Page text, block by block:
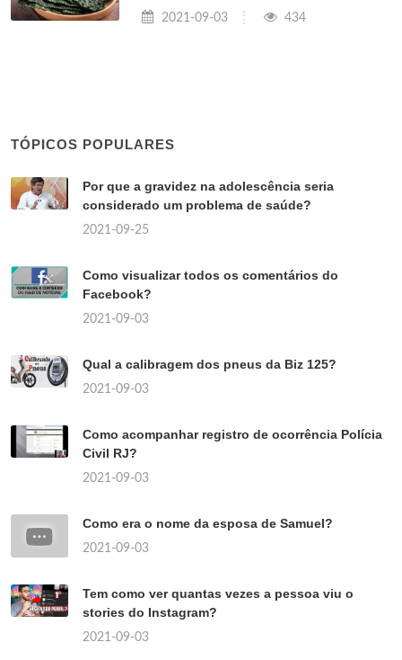
2021-09-03 434
TÓPICOS POPULARES
Por que a gravidez na adolescência seria
considerado um problema de saúde?
2021-09-25
Como visualizar todos os comentários do
Facebook?
2021-09-03
Qual a calibragem dos pneus da Biz 125?
2021-09-03
Como acompanhar registro de ocorrência Polícia
Civil RJ?
2021-09-03
Como era o nome da esposa de Samuel?
2021-09-03
Tem como ver quantas vezes a pessoa viu o
stories do Instagram?
2021-09-03